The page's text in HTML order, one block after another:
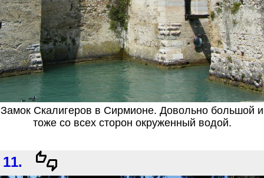
Замок Скалигеров в Сирмионе. Довольно большой и
тоже со всех сторон окруженный водой.
11.